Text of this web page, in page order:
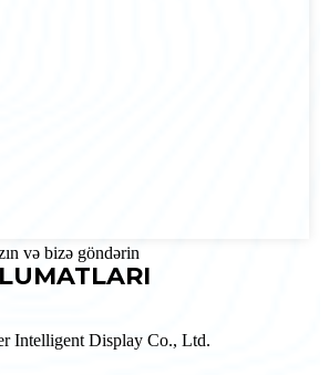
və bizə göndərin
Intelligent Display Co., Ltd.